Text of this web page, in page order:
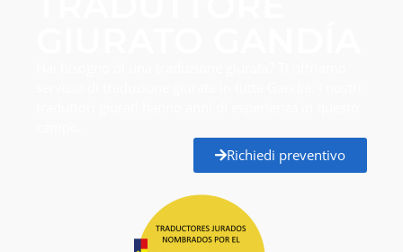
Richiedi preventivo